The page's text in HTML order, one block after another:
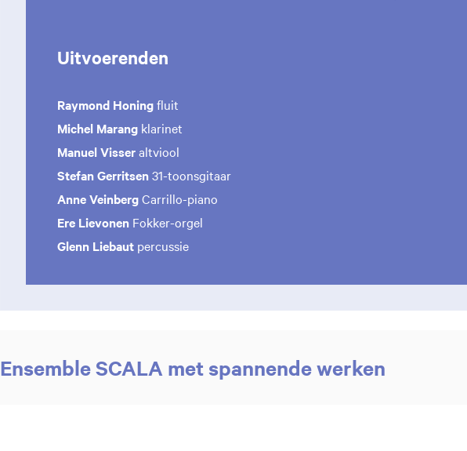
Uitvoerenden
Raymond Honingfluit
Michel Marang klarinet
Manuel Visseraltviool
Stefan Gerritsen31-toonsgitaar
Anne VeinbergCarrillo-piano
Ere Lievonen Fokker-orgel
Glenn Liebaut percussie
Ensemble SCALA met spannende werken